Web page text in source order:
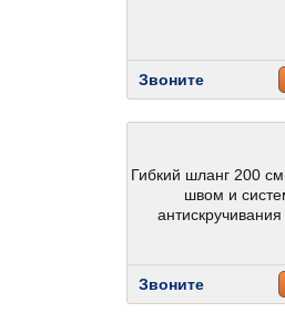
Звоните
Гибкий шланг 200
швом и
антискручивания
Звоните